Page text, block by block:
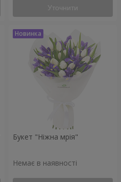
Уточнити
Букет "Ніжна мрія"
Немає в наявності